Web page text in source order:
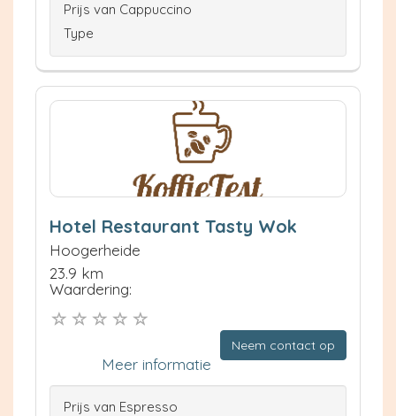
Prijs van Cappuccino
Type
Hotel Restaurant Tasty Wok
Hoogerheide
23.9 km
Waardering:
Neem contact op
Meer informatie
Prijs van Espresso